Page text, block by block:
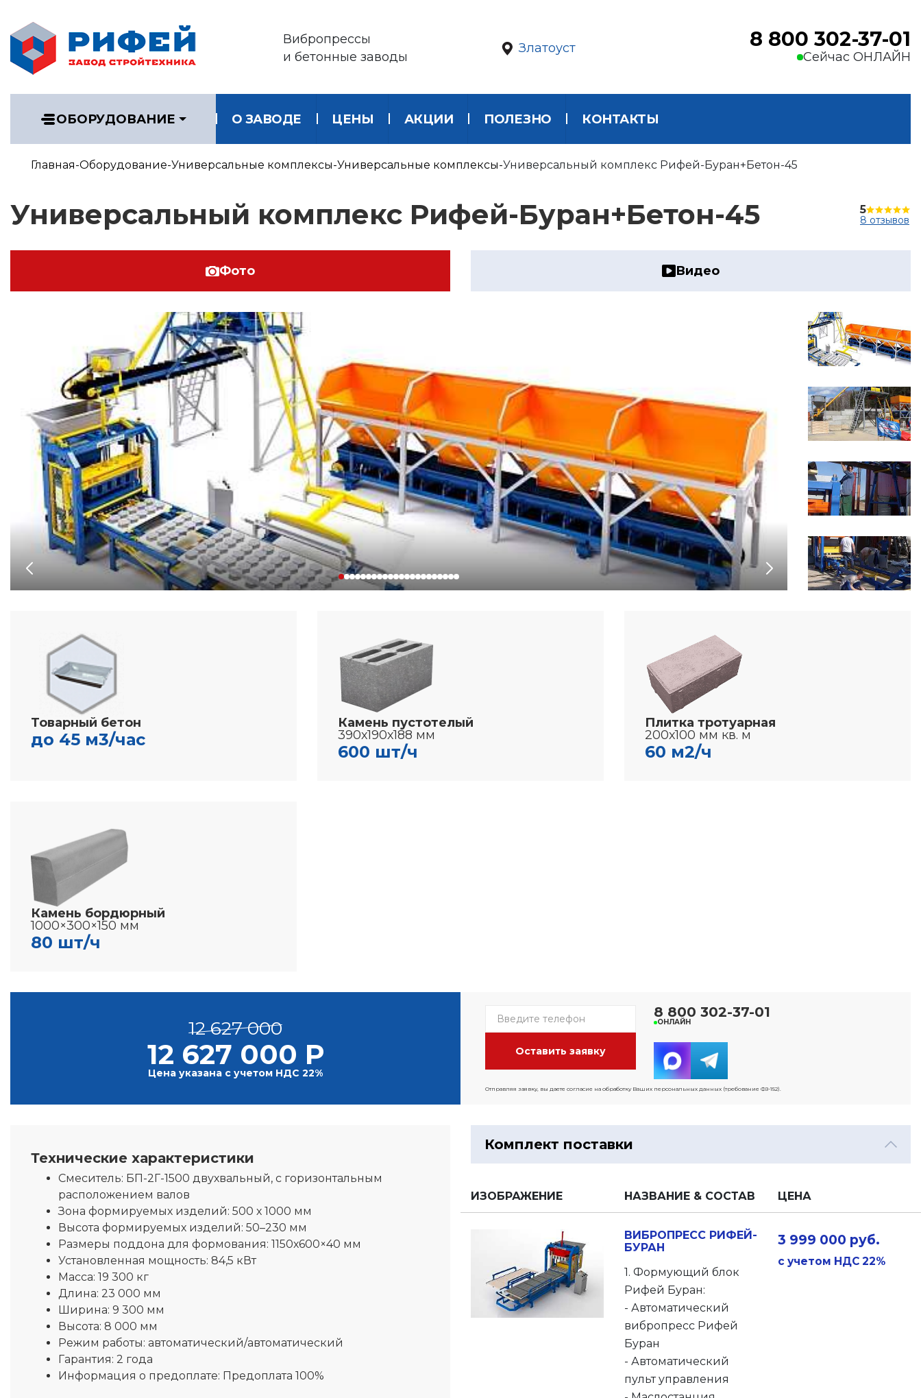
Вибропрессы
и бетонные заводы
Златоуст 8 800 302-37-01
Сейчас ОНЛАЙН
ОБОРУДОВАНИЕ О ЗАВОДЕ ЦЕНЫ АКЦИИ ПОЛЕЗНО КОНТАКТЫ
Главная Оборудование Универсальные комплексы Универсальные комплексы Универсальный комплекс Рифей-Буран+Бетон-45
Универсальный комплекс Рифей-Буран+Бетон-45 5
8 отзывов
Фото Видео
Товарный бетон
до 45 м3/час
Камень пустотелый
390х190х188 мм
600 шт/ч
Плитка тротуарная
200х100 мм кв. м
60 м2/ч
Камень бордюрный
1000×300×150 мм
80 шт/ч
12 627 000
12 627 000 Р
Цена указана с учетом НДС 22%
8 800 302-37-01
ОНЛАЙН
Отправляя заявку, вы даете согласие на обработку Ваших персональных данных (требование ФЗ-152).
Технические характеристики
Смеситель: БП-2Г-1500 двухвальный, с горизонтальным
расположением валов
Зона формируемых изделий: 500 х 1000 мм
Высота формируемых изделий: 50–230 мм
Размеры поддона для формования: 1150х600×40 мм
Установленная мощность: 84,5 кВт
Масса: 19 300 кг
Длина: 23 000 мм
Ширина: 9 300 мм
Высота: 8 000 мм
Режим работы: автоматический/автоматический
Гарантия: 2 года
Информация о предоплате: Предоплата 100%
Комплект поставки
ИЗОБРАЖЕНИЕ НАЗВАНИЕ & СОСТАВ ЦЕНА
ВИБРОПРЕСС РИФЕЙ-
БУРАН
1. Формующий блок
Рифей Буран:
- Автоматический
вибропресс Рифей
Буран
- Автоматический
пульт управления
3 999 000 руб.
с учетом НДС 22%